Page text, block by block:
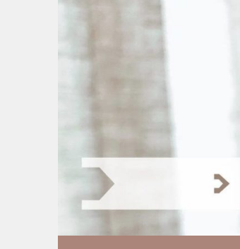
Spring
AT HOME